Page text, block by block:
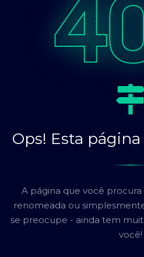
Ops! Esta
A página que você
renomeada ou
se preocupe - ainda tem
você!